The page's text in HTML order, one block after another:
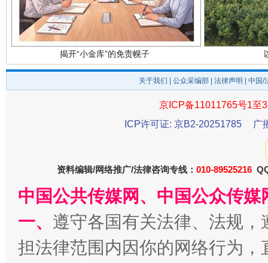
揭开“小金库”的免责幌子
受贿1.44亿！段成刚被判无期 从幼
关于我们 公众采编部 法律声明 | 中国
京ICP备11011765号1至
ICP许可证: 京B2-20251785
广
资料编辑/网络推广/法律咨询专线： 010-89525216
中国公共传媒网、中国公众传
一、 遵守各国有关法律、法规
担法律范围内因你的网络行为